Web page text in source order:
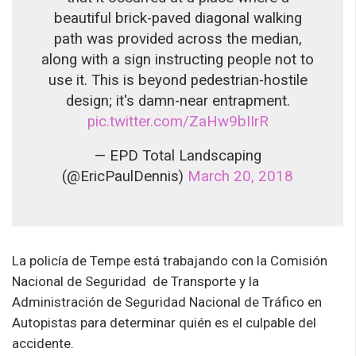
beautiful brick-paved diagonal walking
path was provided across the median,
along with a sign instructing people not to
use it. This is beyond pedestrian-hostile
design; it's damn-near entrapment.
pic.twitter.com/ZaHw9bIIrR
— EPD Total Landscaping
(@EricPaulDennis) March 20, 2018
La policía de Tempe está trabajando con la Comisión
Nacional de Seguridad de Transporte y la
Administración de Seguridad Nacional de Tráfico en
Autopistas para determinar quién es el culpable del
accidente.